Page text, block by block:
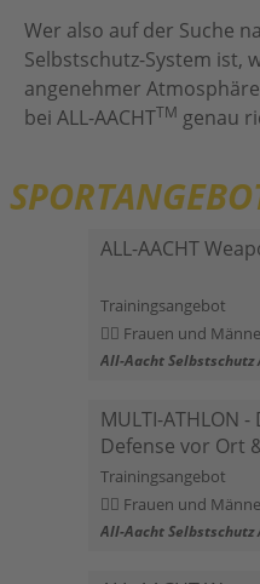
Wer also auf der Suche
Selbstschutz-System ist,
angenehmer
bei ALL-AACHTTM genau
ALL-AACHT
Trainingsangebot
Frauen und
All-Aacht
MULTI-ATHLON
Defense vor Ort
Trainingsangebot
Frauen und
All-Aacht